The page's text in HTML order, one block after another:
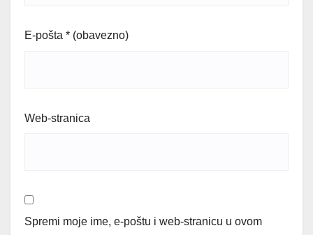
E-pošta * (obavezno)
Web-stranica
Spremi moje ime, e-poštu i web-stranicu u ovom